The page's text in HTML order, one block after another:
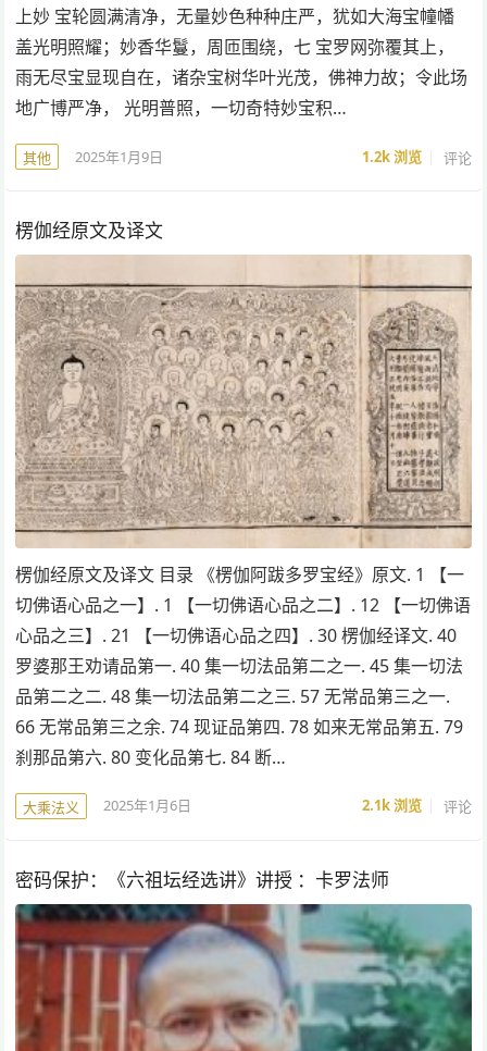
上妙 宝轮圆满清净，无量妙色种种庄严，犹如大海宝幢幡
盖光明照耀；妙香华鬘，周匝围绕，七 宝罗网弥覆其上，
雨无尽宝显现自在，诸杂宝树华叶光茂，佛神力故；令此场
地广博严净， 光明普照，一切奇特妙宝积…
其他 2025年1月9日 1.2k浏览 评论
楞伽经原文及译文
楞伽经原文及译文 目录 《楞伽阿跋多罗宝经》原文. 1 【一
切佛语心品之一】. 1 【一切佛语心品之二】. 12 【一切佛语
心品之三】. 21 【一切佛语心品之四】. 30 楞伽经译文. 40
罗婆那王劝请品第一. 40 集一切法品第二之一. 45 集一切法
品第二之二. 48 集一切法品第二之三. 57 无常品第三之一.
66 无常品第三之余. 74 现证品第四. 78 如来无常品第五. 79
刹那品第六. 80 变化品第七. 84 断…
大乘法义 2025年1月6日 2.1k浏览 评论
密码保护：《六祖坛经选讲》讲授 ：卡罗法师